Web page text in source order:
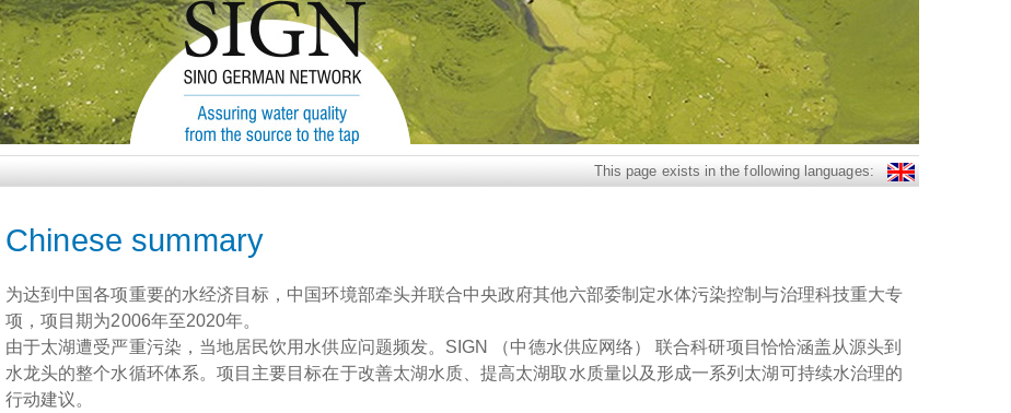
This page exists in the following languages:
Chinese summary
为达到中国各项重要的水经济目标，中国环境部牵头并联合中央政府其他六部委制定水体污染控制与治理科技重大专
项，项目期为2006年至2020年。
由于太湖遭受严重污染，当地居民饮用水供应问题频发。SIGN （中德水供应网络） 联合科研项目恰恰涵盖从源头到
水龙头的整个水循环体系。项目主要目标在于改善太湖水质、提高太湖取水质量以及形成一系列太湖可持续水治理的
行动建议。